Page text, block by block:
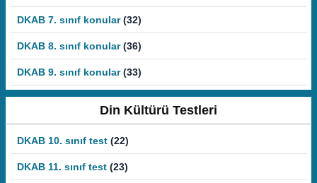
DKAB 7. sınıf konular (32)
DKAB 8. sınıf konular (36)
DKAB 9. sınıf konular (33)
Din Kültürü Testleri
DKAB 10. sınıf test (22)
DKAB 11. sınıf test (23)